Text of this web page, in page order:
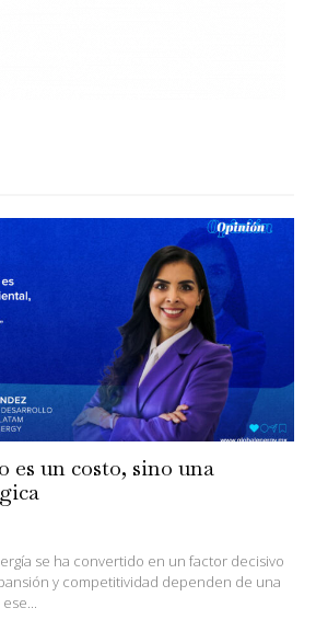
es un costo, sino una
se ha convertido en un factor decisivo
y competitividad dependen de una